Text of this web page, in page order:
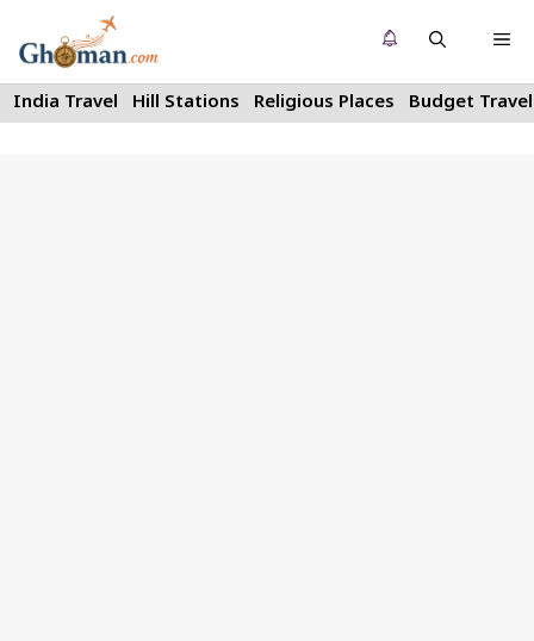
to
content
India Travel Hill Stations Religious Places Budget Travel